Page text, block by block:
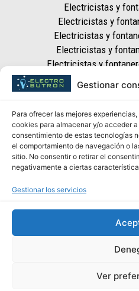
Gestionar
Para ofrecer las mejores
cookies para almacenar y/o acceder
consentimiento de estas tecnologías
el comportamiento de navegación o
sitio. No consentir o retirar el
negativamente a ciertas
Gestionar los servicios
Ver
Electricistas y
Electricistas y
Electricistas y
Electricistas y
Electricistas y
Electricistas y
Electricistas y
Contacto
info@electrobutron.com
977 555 196
660 862 587